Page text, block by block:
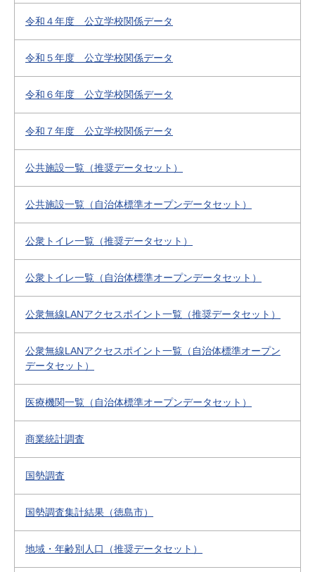
令和４年度 公立学校関係データ
令和５年度 公立学校関係データ
令和６年度 公立学校関係データ
令和７年度 公立学校関係データ
公共施設一覧（推奨データセット）
公共施設一覧（自治体標準オープンデータセット）
公衆トイレ一覧（推奨データセット）
公衆トイレ一覧（自治体標準オープンデータセット）
公衆無線LANアクセスポイント一覧（推奨データセット）
公衆無線LANアクセスポイント一覧（自治体標準オープン
データセット）
医療機関一覧（自治体標準オープンデータセット）
商業統計調査
国勢調査
国勢調査集計結果（徳島市）
地域・年齢別人口（推奨データセット）